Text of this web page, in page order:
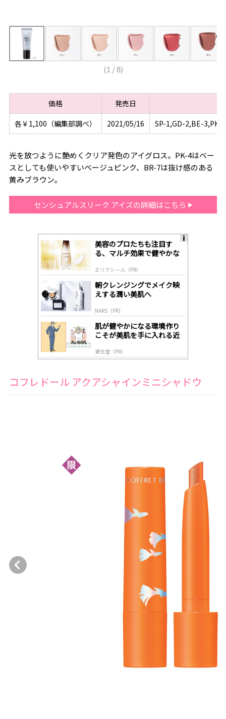
(1 /8)
価格 発売日
各￥1,100（編集部調べ）
2021/05/16 SP-1,GD-2,BE-
光を放つように艶めくクリア発色のアイグロス。PK-4はベー
スとしても使いやすいベージュピンク、BR-7は抜け感のある
黄みブラウン。
センシュアルスリーク アイズの詳細はこちら
美容のプロたちも注目す
る、マルチ効果で健やかな
エリクシール（PR）
朝クレンジングでメイク映
えする潤い美肌へ
NARS（PR）
肌が健やかになる環境作り
こそが美肌を手に入れる近
資生堂（PR）
コフレドール アクアシャインミニシャドウ